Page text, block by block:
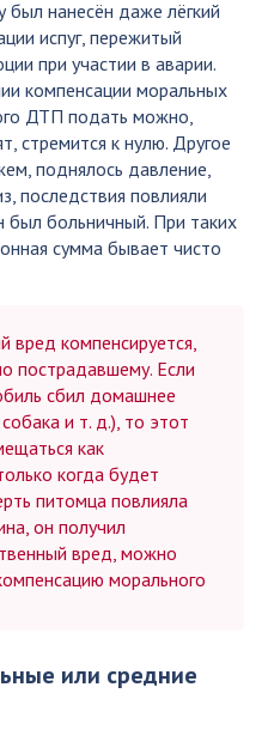
был нанесён даже лёгкий
испуг, пережитый
при участии в аварии.
компенсации моральных
ДТП подать можно,
стремится к нулю. Другое
поднялось давление,
последствия повлияли
был больничный. При таких
сумма бывает чисто
компенсируется,
пострадавшему. Если
сбил домашнее
и т. д.), то этот
как
когда будет
питомца повлияла
он получил
вред, можно
морального
или средние